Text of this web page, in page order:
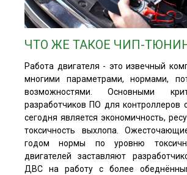
ЧТО ЖЕ ТАКОЕ ЧИП-
Работа двигателя - это извечный
многими параметрами, нормами,
возможностями. Основными
разработчиков ПО для контроллеров
сегодня является экономичность,
токсичность выхлопа.
годом нормы по уровню
двигателей заставляют
ДВС на работу с более